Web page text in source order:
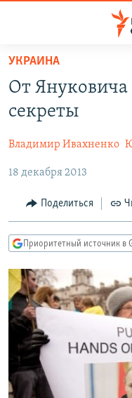
упрощенного
доступа
основному
Вернутся
главной
навигации
Вернутся
поиску
ПОДКАСТЫ
АВТОРСКИЕ ПРОЕКТЫ
ЦИТАТЫ СВОБОДЫ
МНЕНИЯ
КУЛЬТУРА
IDEL.РЕАЛИИ
КАВКАЗ.РЕАЛИИ
СЕВЕР.РЕАЛИИ
СИБИРЬ.РЕАЛИИ
РАСПИСАНИЕ
ПОДПИШИТЕСЬ НА
СОЦИАЛЬНЫЕ СЕТИ
УКРАИНА
От Януковича
секреты
Владимир Ивахненко
18 декабря 2013
Поделиться
Приоритетный источник в